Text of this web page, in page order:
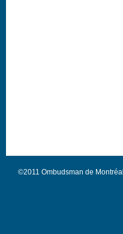
©2011 Ombudsman de Montréal